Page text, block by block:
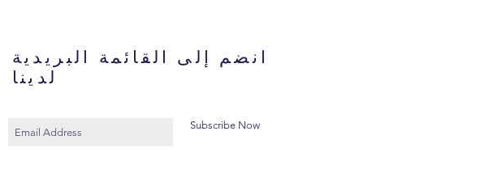
انضم إلى القائمة البريدية
لدينا
Subscribe Now